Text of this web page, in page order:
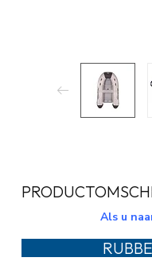
Als u